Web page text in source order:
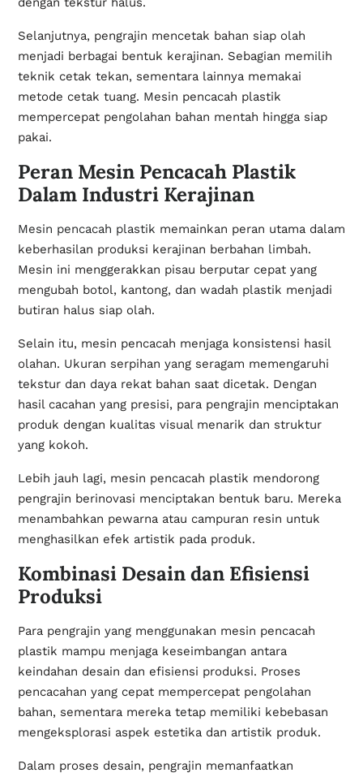
Selanjutnya, pengrajin mencetak bahan siap olah
menjadi berbagai bentuk kerajinan. Sebagian memilih
teknik cetak tekan, sementara lainnya memakai
metode cetak tuang. Mesin pencacah plastik
mempercepat pengolahan bahan mentah hingga siap
pakai.
Peran Mesin Pencacah Plastik
Dalam Industri Kerajinan
Mesin pencacah plastik memainkan peran utama dalam
keberhasilan produksi kerajinan berbahan limbah.
Mesin ini menggerakkan pisau berputar cepat yang
mengubah botol, kantong, dan wadah plastik menjadi
butiran halus siap olah.
Selain itu, mesin pencacah menjaga konsistensi hasil
olahan. Ukuran serpihan yang seragam memengaruhi
tekstur dan daya rekat bahan saat dicetak. Dengan
hasil cacahan yang presisi, para pengrajin menciptakan
produk dengan kualitas visual menarik dan struktur
yang kokoh.
Lebih jauh lagi, mesin pencacah plastik mendorong
pengrajin berinovasi menciptakan bentuk baru. Mereka
menambahkan pewarna atau campuran resin untuk
menghasilkan efek artistik pada produk.
Kombinasi Desain dan Efisiensi
Produksi
Para pengrajin yang menggunakan mesin pencacah
plastik mampu menjaga keseimbangan antara
keindahan desain dan efisiensi produksi. Proses
pencacahan yang cepat mempercepat pengolahan
bahan, sementara mereka tetap memiliki kebebasan
mengeksplorasi aspek estetika dan artistik produk.
Dalam proses desain, pengrajin memanfaatkan